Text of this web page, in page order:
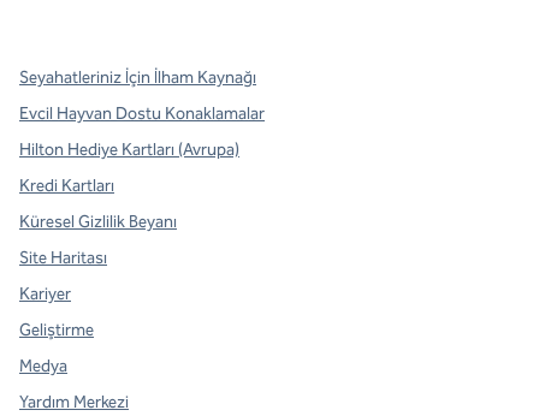
Seyahatleriniz İçin İlham Kaynağı
Evcil Hayvan Dostu Konaklamalar
Hilton Hediye Kartları (Avrupa)
Kredi Kartları
Küresel Gizlilik Beyanı
Site Haritası
Kariyer
Geliştirme
Medya
Yardım Merkezi